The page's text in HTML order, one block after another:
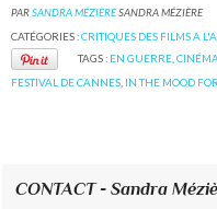
PARSANDRA MÉZIÈRESANDRA MÉZIÈRE
CATÉGORIES :CRITIQUES DES FILMS A
TAGS : EN GUERRE ,CINÉMA
FESTIVAL DE CANNES IN THE MOOD
CONTACT - Sandra